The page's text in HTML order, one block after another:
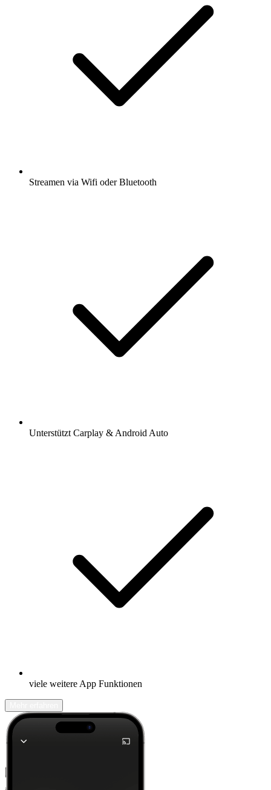
Streamen via Wifi oder Bluetooth
Unterstützt Carplay & Android Auto
viele weitere App Funktionen